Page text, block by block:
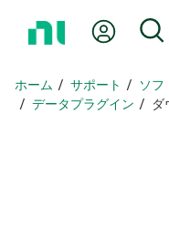
ペ
ー
Myア
ホーム サポート
ソ
データプラグイン